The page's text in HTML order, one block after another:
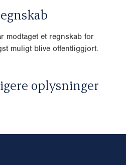
modtaget et regnskab for
muligt blive offentliggjort.
oplysninger